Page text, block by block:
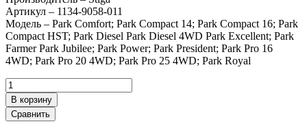
Артикул – 1134-9058-011
Модель – Park Comfort; Park Compact 14; Park Compact 16; Park
Compact HST; Park Diesel Park Diesel 4WD Park Excellent; Park
Farmer Park Jubilee; Park Power; Park President; Park Pro 16
4WD; Park Pro 20 4WD; Park Pro 25 4WD; Park Royal
Количество
товара
Приводной
ремень
В корзину
Сравнить